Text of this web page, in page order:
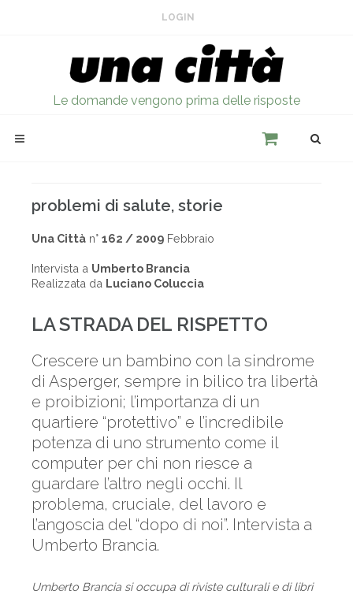
LOGIN
Le domande vengono prima delle risposte
problemi di salute, storie
Una Città n° 162 / 2009 Febbraio
Intervista a Umberto Brancia
Realizzata da Luciano Coluccia
LA STRADA DEL RISPETTO
Crescere un bambino con la sindrome
di Asperger, sempre in bilico tra libertà
e proibizioni; l’importanza di un
quartiere “protettivo” e l’incredibile
potenza di uno strumento come il
computer per chi non riesce a
guardare l’altro negli occhi. Il
problema, cruciale, del lavoro e
l’angoscia del “dopo di noi”. Intervista a
Umberto Brancia.
Umberto Brancia si occupa di riviste culturali e di libri